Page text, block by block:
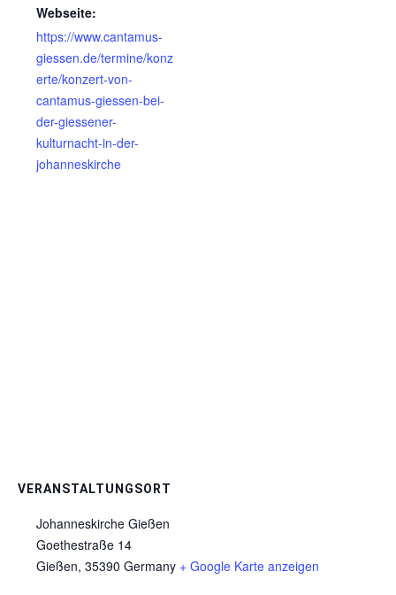
Webseite:
https://www.cantamus-
giessen.de/termine/konz
erte/konzert-von-
cantamus-giessen-bei-
der-giessener-
kulturnacht-in-der-
johanneskirche
VERANSTALTUNGSORT
Johanneskirche Gießen
Goethestraße 14
Gießen, 35390 Germany + Google Karte anzeigen